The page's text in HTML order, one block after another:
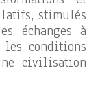
stimulés
échanges à
les conditions
civilisation